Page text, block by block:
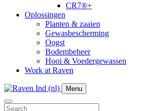
CR7®+
Oplossingen
Planten & zaaien
Gewasbescherming
Oogst
Bodembeheer
Hooi & Voedergewassen
Work at Raven
Menu